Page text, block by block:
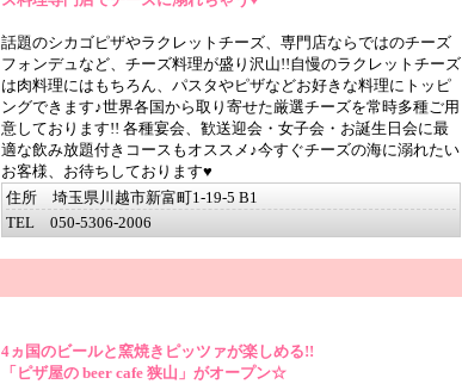
話題のシカゴピザやラクレットチーズ、専門店ならではのチーズ
フォンデュなど、チーズ料理が盛り沢山!!自慢のラクレットチーズ
は肉料理にはもちろん、パスタやピザなどお好きな料理にトッピ
ングできます♪世界各国から取り寄せた厳選チーズを常時多種ご用
意しております!! 各種宴会、歓送迎会・女子会・お誕生日会に最
適な飲み放題付きコースもオススメ♪今すぐチーズの海に溺れたい
お客様、お待ちしております♥
住所 埼玉県川越市新富町1-19-5 B1
TEL 050-5306-2006
4ヵ国のビールと窯焼きピッツァが楽しめる!!
「ピザ屋の beer cafe 狭山」がオープン☆